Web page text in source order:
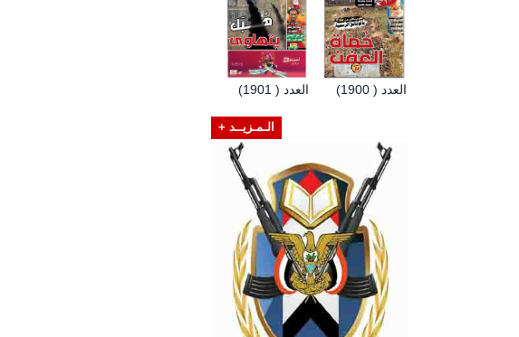
العدد ( 1901) العدد ( 1900)
الـمـزيــد +